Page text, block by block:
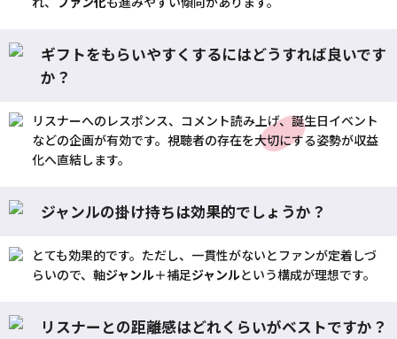
ギフトをもらいやすくするにはどうすれば良いです
か？
リスナーへのレスポンス、コメント読み上げ、誕生日イベント
などの企画が有効です。視聴者の存在を大切にする姿勢が収益
化へ直結します。
ジャンルの掛け持ちは効果的でしょうか？
とても効果的です。ただし、一貫性がないとファンが定着しづ
らいので、軸ジャンル＋補足ジャンルという構成が理想です。
リスナーとの距離感はどれくらいがベストですか？